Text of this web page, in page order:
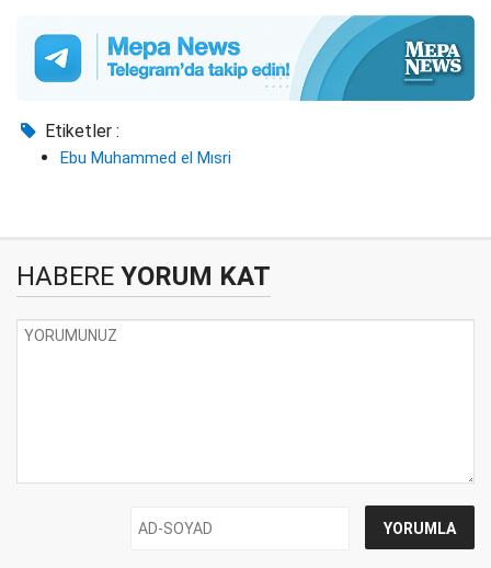
Etiketler :
Ebu Muhammed el Mısri
HABERE YORUM KAT